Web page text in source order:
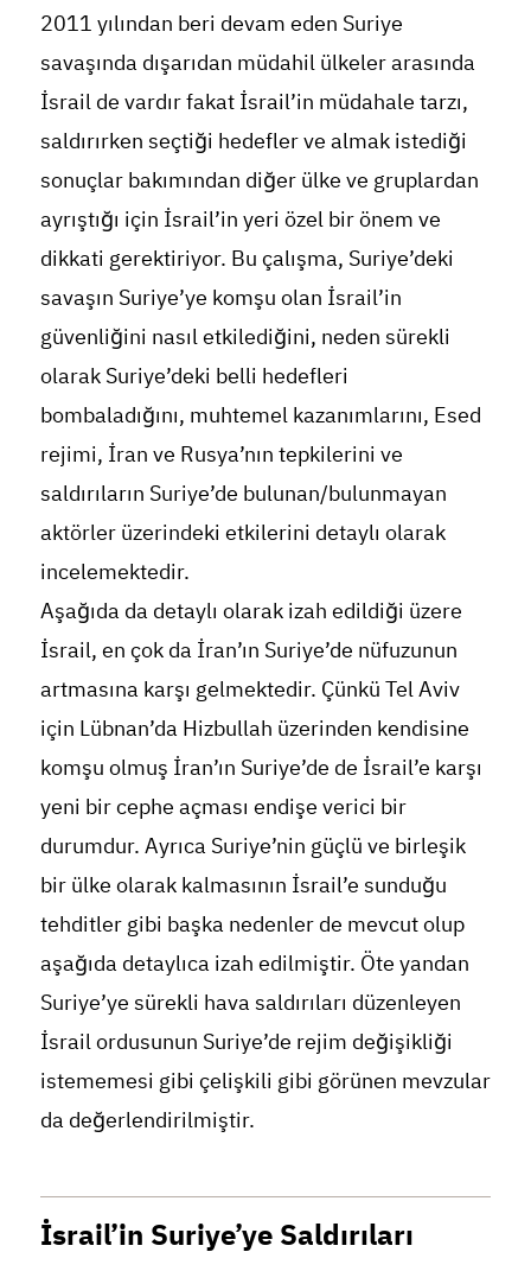
2011 yılından beri devam eden Suriye
savaşında dışarıdan müdahil ülkeler arasında
İsrail de vardır fakat İsrail’in müdahale tarzı,
saldırırken seçtiği hedefler ve almak istediği
sonuçlar bakımından diğer ülke ve gruplardan
ayrıştığı için İsrail’in yeri özel bir önem ve
dikkati gerektiriyor. Bu çalışma, Suriye’deki
savaşın Suriye’ye komşu olan İsrail’in
güvenliğini nasıl etkilediğini, neden sürekli
olarak Suriye’deki belli hedefleri
bombaladığını, muhtemel kazanımlarını, Esed
rejimi, İran ve Rusya’nın tepkilerini ve
saldırıların Suriye’de bulunan/bulunmayan
aktörler üzerindeki etkilerini detaylı olarak
incelemektedir.
Aşağıda da detaylı olarak izah edildiği üzere
İsrail, en çok da İran’ın Suriye’de nüfuzunun
artmasına karşı gelmektedir. Çünkü Tel Aviv
için Lübnan’da Hizbullah üzerinden kendisine
komşu olmuş İran’ın Suriye’de de İsrail’e karşı
yeni bir cephe açması endişe verici bir
durumdur. Ayrıca Suriye’nin güçlü ve birleşik
bir ülke olarak kalmasının İsrail’e sunduğu
tehditler gibi başka nedenler de mevcut olup
aşağıda detaylıca izah edilmiştir. Öte yandan
Suriye’ye sürekli hava saldırıları düzenleyen
İsrail ordusunun Suriye’de rejim değişikliği
istememesi gibi çelişkili gibi görünen mevzular
da değerlendirilmiştir.
İsrail’in Suriye’ye Saldırıları